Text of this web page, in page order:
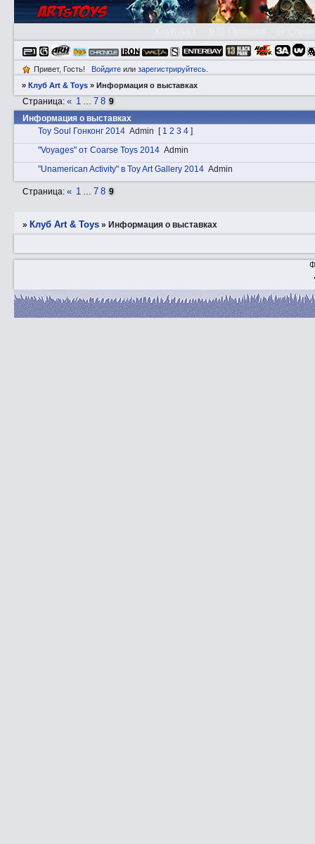
Привет, Гость! Войдитеили зарегистрируйтесь.
»Клуб Art & Toys »Информация о выставках
Информация о выставках
Страница:« 1 … 7 8 9
Toy Soul Гонконг 2014 Admin [ 1 2 3 4 ]
"Voyages" от Coarse Toys 2014 Admin
"Unamerican Activity" в Toy Art Gallery 2014 Admin
Страница:« 1 … 7 8 9
» Клуб Art & Toys »Информация о выставках